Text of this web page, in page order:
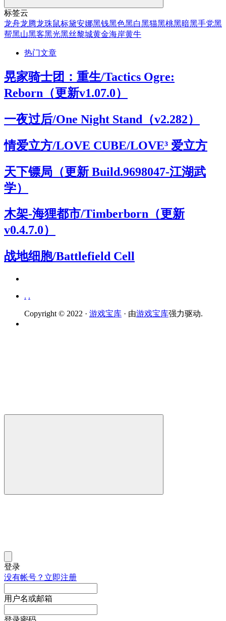
标签云
龙舟龙腾龙珠鼠标黛安娜黑钱黑色黑白黑猫黑桃黑暗黑手党黑
帮黑山黑客黑光黑丝黎城黄金海岸黄牛
热门文章
晃家骑士团：重生/Tactics Ogre:
Reborn（更新v1.07.0）
一夜过后/One Night Stand（v2.282）
情爱立方/LOVE CUBE/LOVE³ 爱立方
天下镖局（更新 Build.9698047-江湖武
学）
木架-海狸都市/Timberborn（更新
v0.4.7.0）
战地细胞/Battlefield Cell
. .
Copyright © 2022 · 游戏宝库 · 由游戏宝库强力驱动.
登录
没有帐号？立即注册
用户名或邮箱